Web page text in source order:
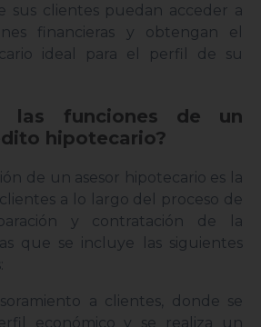
sus clientes puedan acceder a
financieras y obtengan el
ideal para el perfil de su
las funciones de un
hipotecario?
de un asesor hipotecario es la
a lo largo del proceso de
y contratación de la
que se incluye las siguientes
a clientes, donde se
económico y se realiza un